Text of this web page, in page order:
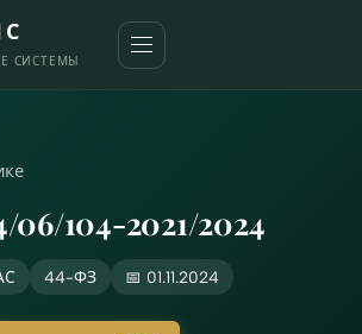
СИСТЕМЫ
06/104-2021/2024
44-ФЗ 📅 01.11.2024